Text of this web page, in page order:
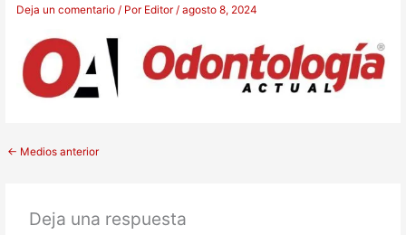
Deja un comentario / Por Editor/agosto 8, 2024
← Medios anterior
Deja una respuesta